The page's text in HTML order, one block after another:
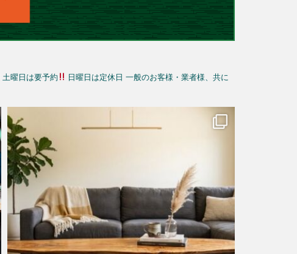
土曜日は要予約 日曜日は定休日 一般のお客様・業者様、共に